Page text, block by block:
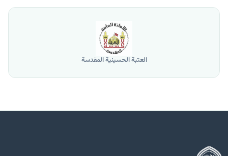
العتبة الحسينية المقدسة